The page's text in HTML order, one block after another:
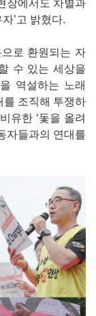
장에서도 차별과
’고 밝혔다.
로 환원되는 자
수 있는 세상을
역설하는 노래
를 조직해 투쟁하
유한 ‘돛을 올려
자들과의 연대를